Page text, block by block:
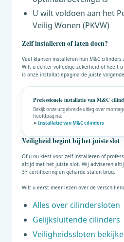
U wilt voldoen aan het
Veilig Wonen (PKVW)
Zelf installeren of laten doen?
Veel klanten installeren hun M&C cilinders
Wilt u echter volledige zekerheid of heeft
is onze installatiepagina de juiste
Professionele installatie vanM&C
Bekijk onze uitgebreide uitleg over
hoofdpagina:
➤Installatie van M&Ccilinders
Veiligheid begint bij het juiste slot
Of u nu kiest voor zelf installeren of
altijd met het juiste slot. Wij adviseren
3* certificering en geharde stalen brug.
Wilt u eerst meer lezen over de
Alles over cilindersloten
Gelijksluitende cilinders
Veiligheidssloten